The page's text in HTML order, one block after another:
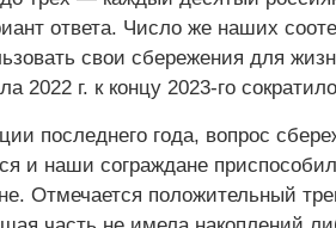
ответа. Число же наших
свои сбережения для
2022 г. к концу 2023-го
последнего года, вопрос
и наши сограждане
Отмечается положительный